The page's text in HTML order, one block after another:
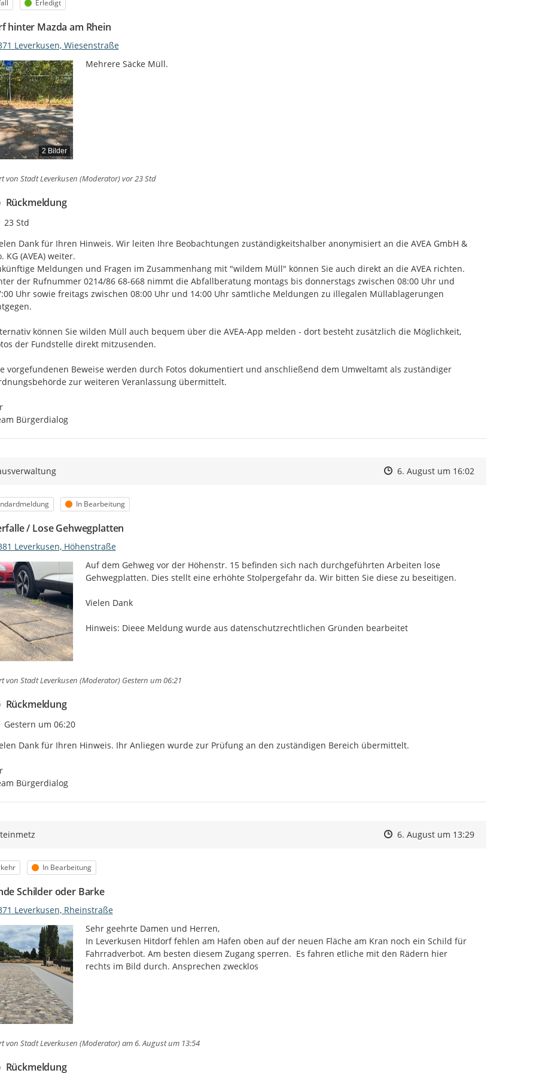
Status
Erledigt
hinter Mazda am Rhein
Leverkusen, Wiesenstraße
2 Bilder
Mehrere Säcke Müll.
von Stadt Leverkusen (Moderator)vor 23 Std
Rückmeldung
Zeitpunkt des Erstellens
23 Std
Dank für Ihren Hinweis. Wir leiten Ihre Beobachtungen zuständigkeitshalber anonymisiert an die AVEA GmbH &
KG (AVEA) weiter.
Meldungen und Fragen im Zusammenhang mit "wildem Müll" können Sie auch direkt an die AVEA richten.
der Rufnummer 0214/86 68-668 nimmt die Abfallberatung montags bis donnerstags zwischen 08:00 Uhr und
Uhr sowie freitags zwischen 08:00 Uhr und 14:00 Uhr sämtliche Meldungen zu illegalen Müllablagerungen
können Sie wilden Müll auch bequem über die AVEA-App melden - dort besteht zusätzlich die Möglichkeit,
der Fundstelle direkt mitzusenden.
vorgefundenen Beweise werden durch Fotos dokumentiert und anschließend dem Umweltamt als zuständiger
zur weiteren Veranlassung übermittelt.
Bürgerdialog
Zeitpunkt des Erstellens
Zeitpunkt des Erstellens
6. August um 16:02Zur Äußerung
Status
In Bearbeitung
/ Lose Gehwegplatten
Leverkusen, Höhenstraße
Auf dem Gehweg vor der Höhenstr. 15 befinden sich nach durchgeführten Arbeiten lose
Gehwegplatten. Dies stellt eine erhöhte Stolpergefahr da. Wir bitten Sie diese zu beseitigen.
Vielen Dank
Hinweis: Dieee Meldung wurde aus datenschutzrechtlichen Gründen bearbeitet
von Stadt Leverkusen (Moderator) Gestern um 06:21
Rückmeldung
Zeitpunkt des Erstellens
Gestern um 06:20
Dank für Ihren Hinweis. Ihr Anliegen wurde zur Prüfung an den zuständigen Bereich übermittelt.
Bürgerdialog
Zeitpunkt des Erstellens
Zeitpunkt des Erstellens
6. August um 13:29Zur Äußerung
Status
In Bearbeitung
Schilder oder Barke
Leverkusen, Rheinstraße
Sehr geehrte Damen und Herren,
In Leverkusen Hitdorf fehlen am Hafen oben auf der neuen Fläche am Kran noch ein Schild für
Fahrradverbot. Am besten diesem Zugang sperren.  Es fahren etliche mit den Rädern hier
rechts im Bild durch. Ansprechen zwecklos
von Stadt Leverkusen (Moderator)am 6. August um 13:54
Rückmeldung